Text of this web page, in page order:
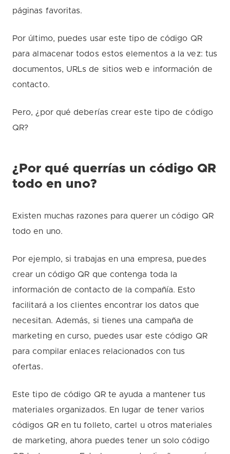
páginas favoritas.
Por último, puedes usar este tipo de código QR
para almacenar todos estos elementos a la vez: tus
documentos, URLs de sitios web e información de
contacto.
Pero, ¿por qué deberías crear este tipo de código
QR?
¿Por qué querrías un código QR
todo en uno?
Existen muchas razones para querer un código QR
todo en uno.
Por ejemplo, si trabajas en una empresa, puedes
crear un código QR que contenga toda la
información de contacto de la compañía. Esto
facilitará a los clientes encontrar los datos que
necesitan. Además, si tienes una campaña de
marketing en curso, puedes usar este código QR
para compilar enlaces relacionados con tus
ofertas.
Este tipo de código QR te ayuda a mantener tus
materiales organizados. En lugar de tener varios
códigos QR en tu folleto, cartel u otros materiales
de marketing, ahora puedes tener un solo código